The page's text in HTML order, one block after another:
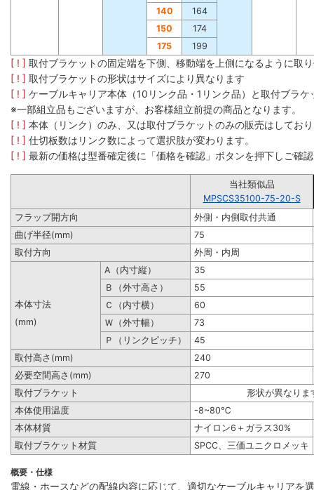
140
164
150
174
175
199
[ ! ] 取付ブラケットの固定端を下側、移動端を上側になるように取
[ ! ] 取付ブラケットの形状はサイズにより異なります
[ ! ] ケーブルキャリア本体（10リンク品・1リンク品）と取付ブラ
※一部組立品もございますが、お客様組立前提の商品となります。
[ ! ] 本体（リンク）のみ、又は取付ブラケットのみの販売はしてお
[ ! ] 仕切板数はリンク数によって選択肢が変わります。
[ ! ] 最新の価格は型番確定後に「価格を確認」ボタンを押下しご確
当社類似品
MPSCS35100-75-20-S
フラップ開方向
外側・内側取付共通
曲げ半径(mm)
75
取付方向
外周・内周
A（内寸縦）
35
Ｂ（外寸高さ）
55
本体寸法
Ｃ（内寸横）
60
(mm)
Ｗ（外寸幅）
73
Ｐ（リンクピッチ）
45
取付高さ(mm)
240
必要空間高さ(mm)
270
取付ブラケット
形状が異なりま
本体使用温度
-8~80℃
本体材質
ナイロン6＋ガラス30%
取付ブラケット材質
SPCC、三価ユニクロメッキ
概要・仕様
電線・ホースなどの配線内容に応じて、適切なケーブルキャリアを